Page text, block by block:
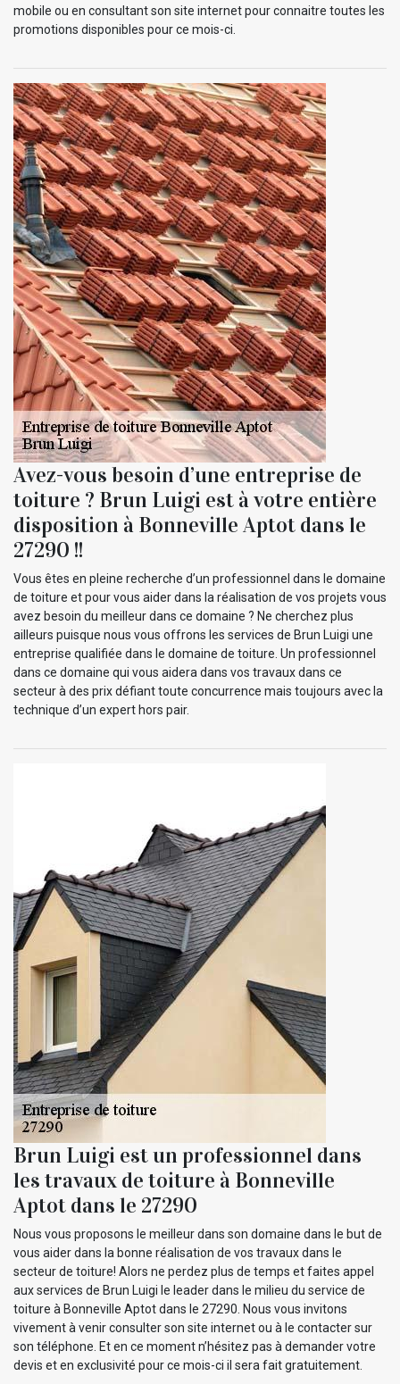
mobile ou en consultant son site internet pour connaitre toutes les
promotions disponibles pour ce mois-ci.
Avez-vous besoin d’une entreprise de
toiture ? Brun Luigi est à votre entière
disposition à Bonneville Aptot dans le
27290 !!
Vous êtes en pleine recherche d’un professionnel dans le domaine
de toiture et pour vous aider dans la réalisation de vos projets vous
avez besoin du meilleur dans ce domaine ? Ne cherchez plus
ailleurs puisque nous vous offrons les services de Brun Luigi une
entreprise qualifiée dans le domaine de toiture. Un professionnel
dans ce domaine qui vous aidera dans vos travaux dans ce
secteur à des prix défiant toute concurrence mais toujours avec la
technique d’un expert hors pair.
Brun Luigi est un professionnel dans
les travaux de toiture à Bonneville
Aptot dans le 27290
Nous vous proposons le meilleur dans son domaine dans le but de
vous aider dans la bonne réalisation de vos travaux dans le
secteur de toiture! Alors ne perdez plus de temps et faites appel
aux services de Brun Luigi le leader dans le milieu du service de
toiture à Bonneville Aptot dans le 27290. Nous vous invitons
vivement à venir consulter son site internet ou à le contacter sur
son téléphone. Et en ce moment n’hésitez pas à demander votre
devis et en exclusivité pour ce mois-ci il sera fait gratuitement.